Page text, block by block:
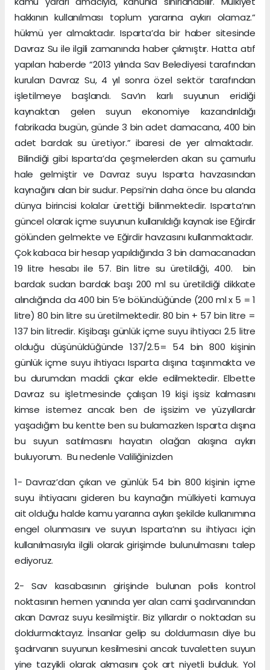
hakkının kullanılması toplum yararına aykırı olamaz.“
hükmü yer almaktadır. Isparta’da bir haber sitesinde
Davraz Su ile ilgili zamanında haber çıkmıştır. Hatta atıf
yapılan haberde “2013 yılında Sav Belediyesi tarafından
kurulan Davraz Su, 4 yıl sonra özel sektör tarafından
işletilmeye başlandı. Sav’ın karlı suyunun eridiği
kaynaktan gelen suyun ekonomiye kazandırıldığı
fabrikada bugün, günde 3 bin adet damacana, 400 bin
adet bardak su üretiyor.” ibaresi de yer almaktadır.
Bilindiği gibi Isparta’da çeşmelerden akan su çamurlu
hale gelmiştir ve Davraz suyu Isparta havzasından
kaynağını alan bir sudur. Pepsi’nin daha önce bu alanda
dünya birincisi kolalar ürettiği bilinmektedir. Isparta’nın
güncel olarak içme suyunun kullanıldığı kaynak ise Eğirdir
gölünden gelmekte ve Eğirdir havzasını kullanmaktadır.
Çok kabaca bir hesap yapıldığında 3 bin damacanadan
19 litre hesabı ile 57. Bin litre su üretildiği, 400. bin
bardak sudan bardak başı 200 ml su üretildiği dikkate
alındığında da 400 bin 5’e bölündüğünde (200 ml x 5 = 1
litre) 80 bin litre su üretilmektedir. 80 bin + 57 bin litre =
137 bin litredir. Kişibaşı günlük içme suyu ihtiyacı 2.5 litre
olduğu düşünüldüğünde 137/2.5= 54 bin 800 kişinin
günlük içme suyu ihtiyacı Isparta dışına taşınmakta ve
bu durumdan maddi çıkar elde edilmektedir. Elbette
Davraz su işletmesinde çalışan 19 kişi işsiz kalmasını
kimse istemez ancak ben de işsizim ve yüzyıllardır
yaşadığım bu kentte ben su bulamazken Isparta dışına
bu suyun satılmasını hayatın olağan akışına aykırı
buluyorum. Bu nedenle Valiliğinizden
1- Davraz’dan çıkan ve günlük 54 bin 800 kişinin içme
suyu ihtiyacını gideren bu kaynağın mülkiyeti kamuya
ait olduğu halde kamu yararına aykırı şekilde kullanımına
engel olunmasını ve suyun Isparta’nın su ihtiyacı için
kullanılmasıyla ilgili olarak girişimde bulunulmasını talep
ediyoruz.
2- Sav kasabasının girişinde bulunan polis kontrol
noktasının hemen yanında yer alan cami şadırvanından
akan Davraz suyu kesilmiştir. Biz yıllardır o noktadan su
doldurmaktayız. İnsanlar gelip su doldurmasın diye bu
şadırvanın suyunun kesilmesini ancak tuvaletten suyun
yine tazyikli olarak akmasını çok art niyetli bulduk. Yol